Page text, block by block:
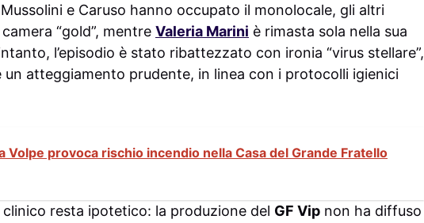
e Caruso hanno occupato il monolocale, gli altri
“gold”, mentre Valeria Marini è rimasta sola nella sua
l’episodio è stato ribattezzato con ironia “virus stellare”,
un atteggiamento prudente, in linea con i protocolli igienici
Volpe provoca rischio incendio nella Casa del Grande Fratello
resta ipotetico: la produzione del GF Vip non ha diffuso